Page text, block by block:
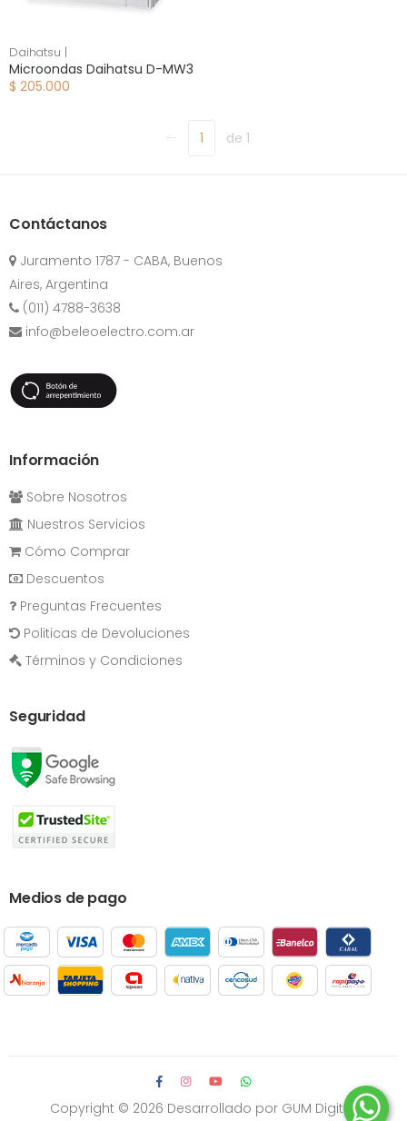
Daihatsu |
Microondas Daihatsu D-MW3
$ 205.000
1 de 1
Contáctanos
Juramento 1787 - CABA, Buenos
Aires, Argentina
(011) 4788-3638
info@beleoelectro.com.ar
Información
Sobre Nosotros
Nuestros Servicios
Cómo Comprar
Descuentos
Preguntas Frecuentes
Politicas de Devoluciones
Términos y Condiciones
Seguridad
Medios de pago
Copyright © 2026 Desarrollado por GUM Digital.